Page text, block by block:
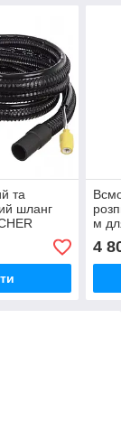
та
шланг
8/1, 10/1,
м
4